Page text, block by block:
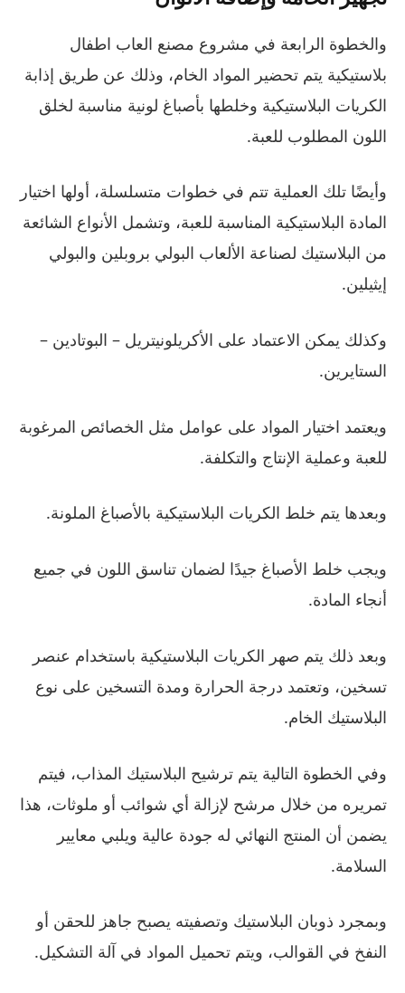
والخطوة الرابعة في مشروع مصنع العاب اطفال
بلاستيكية يتم تحضير المواد الخام، وذلك عن طريق إذابة
الكريات البلاستيكية وخلطها بأصباغ لونية مناسبة لخلق
اللون المطلوب للعبة.
وأيضًا تلك العملية تتم في خطوات متسلسلة، أولها اختيار
المادة البلاستيكية المناسبة للعبة، وتشمل الأنواع الشائعة
من البلاستيك لصناعة الألعاب البولي بروبلين والبولي
إيثيلين.
وكذلك يمكن الاعتماد على الأكريلونيتريل – البوتادين –
الستايرين.
ويعتمد اختيار المواد على عوامل مثل الخصائص المرغوبة
للعبة وعملية الإنتاج والتكلفة.
وبعدها يتم خلط الكريات البلاستيكية بالأصباغ الملونة.
ويجب خلط الأصباغ جيدًا لضمان تناسق اللون في جميع
أنجاء المادة.
وبعد ذلك يتم صهر الكريات البلاستيكية باستخدام عنصر
تسخين، وتعتمد درجة الحرارة ومدة التسخين على نوع
البلاستيك الخام.
وفي الخطوة التالية يتم ترشيح البلاستيك المذاب، فيتم
تمريره من خلال مرشح لإزالة أي شوائب أو ملوثات، هذا
يضمن أن المنتج النهائي له جودة عالية ويلبي معايير
السلامة.
وبمجرد ذوبان البلاستيك وتصفيته يصبح جاهز للحقن أو
النفخ في القوالب، ويتم تحميل المواد في آلة التشكيل.